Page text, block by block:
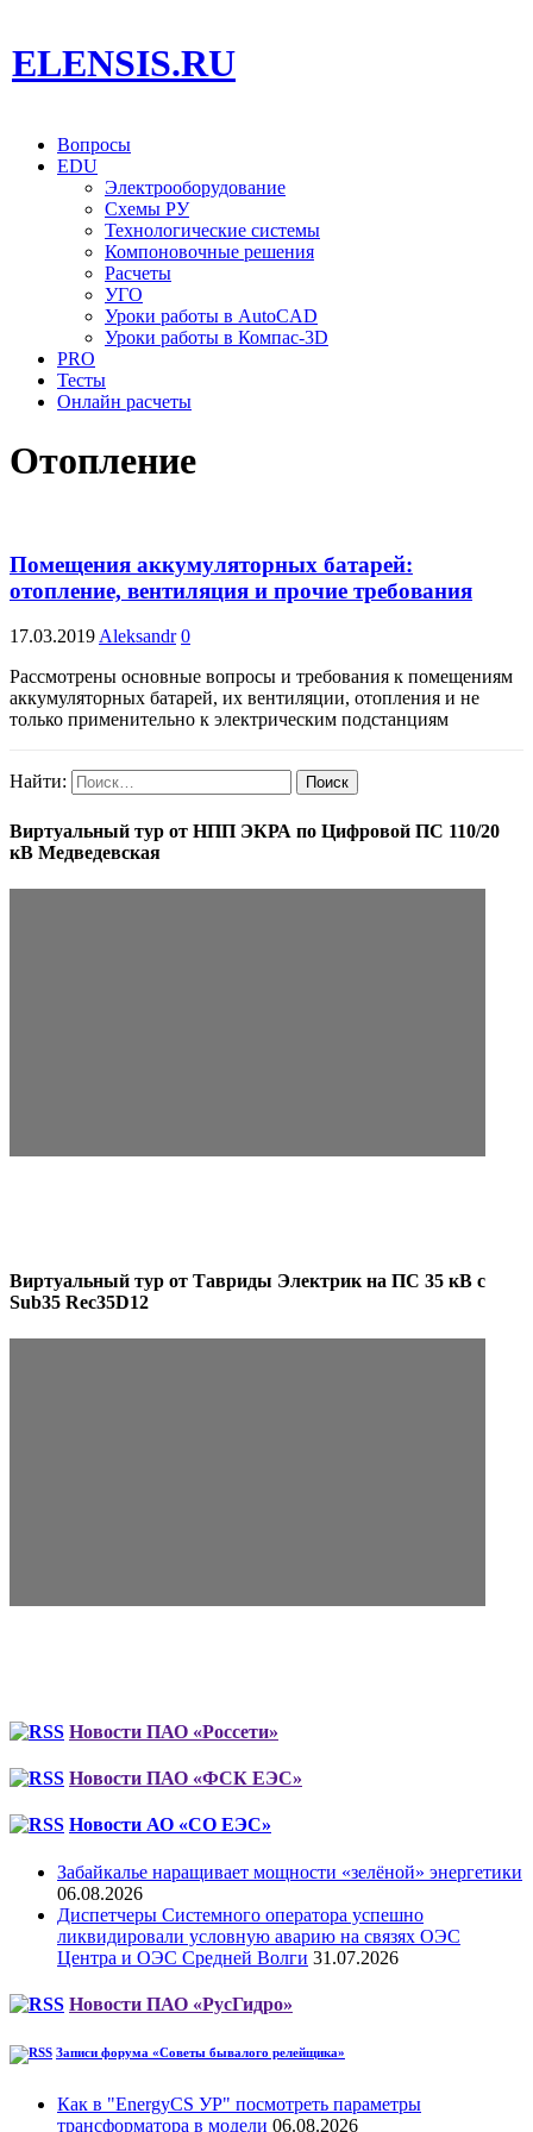
ELENSIS.RU
Вопросы
EDU
Электрооборудование
Схемы РУ
Технологические системы
Компоновочные решения
Расчеты
УГО
Уроки работы в AutoCAD
Уроки работы в Компас-3D
PRO
Тесты
Онлайн расчеты
Отопление
Помещения аккумуляторных батарей:
отопление, вентиляция и прочие требования
17.03.2019Aleksandr 0
Рассмотрены основные вопросы и требования к помещениям
аккумуляторных батарей, их вентиляции, отопления и не
только применительно к электрическим подстанциям
Найти:
Виртуальный тур от НПП ЭКРА по Цифровой ПС 110/20
кВ Медведевская
Виртуальный тур от Тавриды Электрик на ПС 35 кВ с
Sub35 Rec35D12
Новости ПАО «Россети»
Новости ПАО «ФСК ЕЭС»
Новости АО «СО ЕЭС»
Забайкалье наращивает мощности «зелёной» энергетики
06.08.2026
Диспетчеры Системного оператора успешно
ликвидировали условную аварию на связях ОЭС
Центра и ОЭС Средней Волги 31.07.2026
Новости ПАО «РусГидро»
Записи форума «Советы бывалого релейщика»
Как в "EnergyCS УР" посмотреть параметры
трансформатора в модели 06.08.2026